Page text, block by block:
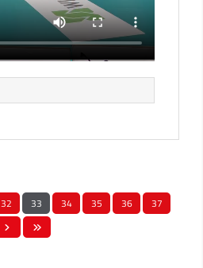
32 33 34 35 36
37